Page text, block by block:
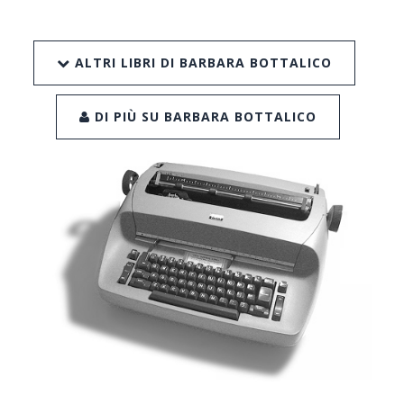
ALTRI LIBRI DI BARBARA BOTTALICO
DI PIÙ SU BARBARA BOTTALICO